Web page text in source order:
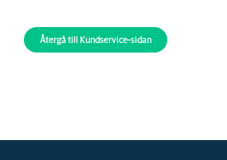
Återgå till Kundservice-sidan